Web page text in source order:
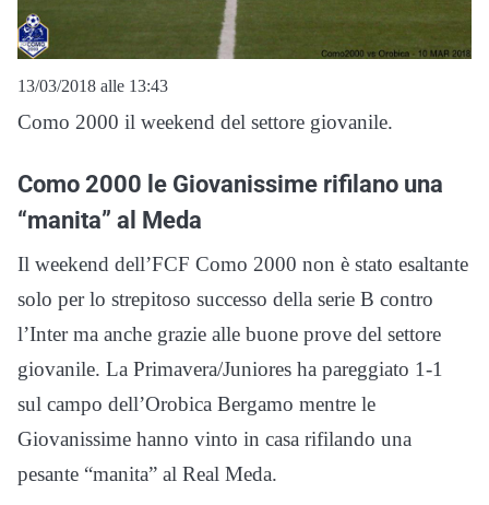
13/03/2018 alle 13:43
Como 2000 il weekend del settore giovanile.
Como 2000 le Giovanissime rifilano una
“manita” al Meda
Il weekend dell’FCF Como 2000 non è stato esaltante
solo per lo strepitoso successo della serie B contro
l’Inter ma anche grazie alle buone prove del settore
giovanile. La Primavera/Juniores ha pareggiato 1-1
sul campo dell’Orobica Bergamo mentre le
Giovanissime hanno vinto in casa rifilando una
pesante “manita” al Real Meda.